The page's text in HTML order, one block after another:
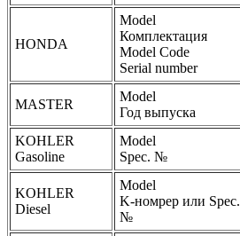
HONDA
Model
Комплектация
Model Code
Serial number
MASTER
Model
Год выпуска
KOHLER
Gasoline
Model
Spec. №
KOHLER
Diesel
Model
K-номрер или Spec.
№